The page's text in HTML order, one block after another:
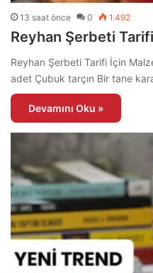
13 saat önce 0 1.492
Reyhan Şerbeti Tarifi
Reyhan Şerbeti Tarifi İçin
adet Çubuk tarçın Bir tane
Devamını Oku »